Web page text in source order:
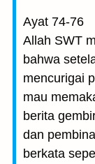
Ayat 74-76
Allah SWT
bahwa
mencurigai
mau
berita
dan
berkata